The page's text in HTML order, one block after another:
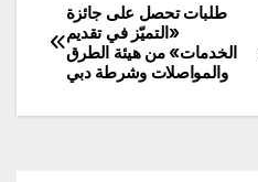
طلبات تحصل على جائزة
«التميّز في تقديم
الخدمات» من هيئة الطرق
والمواصلات وشرطة دبي